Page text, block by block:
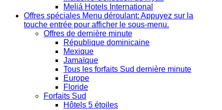
Meliá Hotels International
Offres spéciales Menu déroulant: Appuyez sur la
touche entrée pour afficher le sous-menu.
Offres de dernière minute
République dominicaine
Mexique
Jamaïque
Tous les forfaits Sud dernière minute
Europe
Floride
Forfaits Sud
Hôtels 5 étoiles